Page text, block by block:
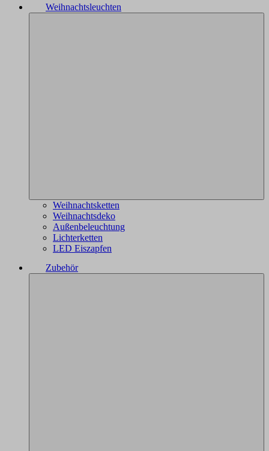
Weihnachtsleuchten
Weihnachtsketten
Weihnachtsdeko
Außenbeleuchtung
Lichterketten
LED Eiszapfen
Zubehör